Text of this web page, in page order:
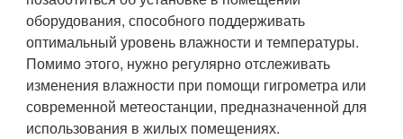
оборудования, способного поддерживать
оптимальный уровень влажности и температуры.
Помимо этого, нужно регулярно отслеживать
изменения влажности при помощи гигрометра или
современной метеостанции, предназначенной для
использования в жилых помещениях.